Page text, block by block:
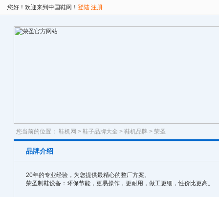
您好！欢迎来到中国鞋网！ 登陆 注册
您当前的位置： 鞋机网 > 鞋子品牌大全 > 鞋机品牌 > 荣圣
品牌介绍
20年的专业经验，为您提供最精心的整厂方案。
荣圣制鞋设备：环保节能，更易操作，更耐用，做工更细，性价比更高。